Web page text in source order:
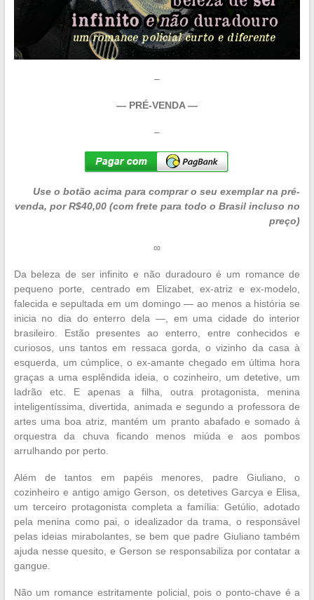
–
— PRÉ-VENDA —
–
Use o botão acima para comprar o seu exemplar na pré-
venda, por R$40,00 (com frete para todo o Brasil incluso no
preço)
∞
Da beleza de ser infinito e não duradouro é um romance de
pequeno porte, centrado em Elizabet, ex-atriz e ex-modelo,
falecida e sepultada em um domingo — ao menos a história se
inicia no dia do enterro dela —, em uma cidade do interior
brasileiro. Estão presentes ao enterro, entre conhecidos e
curiosos, uns tantos em ressaca gorda, o vizinho da casa à
esquerda, um cúmplice, o ex-amante chegado em última hora
graças a uma esplêndida ideia, o cozinheiro, um detetive, um
ladrão etc. E apenas a filha, outra protagonista, menina
inteligentíssima, divertida, animada e segundo a professora de
artes uma boa atriz, mantém um pranto abafado e somado à
orquestra da chuva ficando menos miúda e aos pombos
arrulhando por perto.
Além de tantos em papéis menores, padre Giuliano, o
cozinheiro e antigo amigo Gerson, os detetives Garcya e Elisa,
um terceiro protagonista completa a família: Getúlio, adotado
pela menina como pai, o idealizador da trama, o responsável
pelas ideias mirabolantes, se bem que padre Giuliano também
ajuda nesse quesito, e Gerson se responsabiliza por contatar a
gangue.
Não um romance estritamente policial, pois o ponto-chave é a